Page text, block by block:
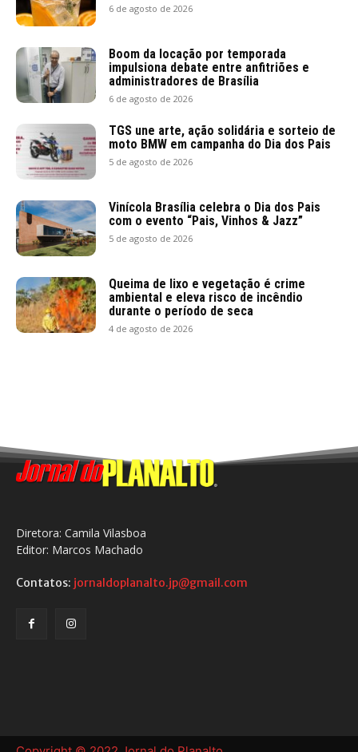
6 de agosto de 2026
Boom da locação por temporada
impulsiona debate entre anfitriões e
administradores de Brasília
6 de agosto de 2026
TGS une arte, ação solidária e sorteio de
moto BMW em campanha do Dia dos Pais
5 de agosto de 2026
Vinícola Brasília celebra o Dia dos Pais
com o evento “Pais, Vinhos & Jazz”
5 de agosto de 2026
Queima de lixo e vegetação é crime
ambiental e eleva risco de incêndio
durante o período de seca
4 de agosto de 2026
Diretora: Camila Vilasboa
Editor: Marcos Machado
Contatos: jornaldoplanalto.jp@gmail.com